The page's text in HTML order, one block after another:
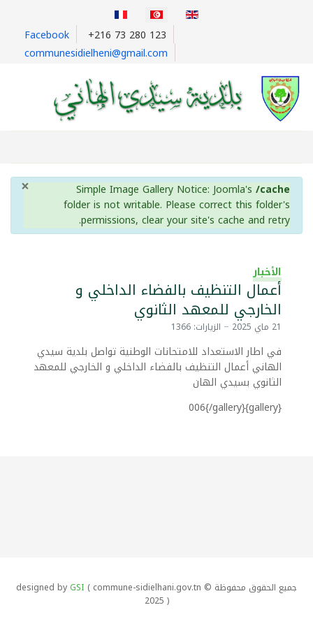
Facebook
+216 73 280 123
communesidielheni@gmail.com
× info
Simple Image Gallery Notice: Joomla's /cache
folder is not writable. Please correct this folder's
permissions, clear your site's cache and retry.
الأخبار
أعمال التنظيف بالفضاء الداخلي و
الخارجي للمعهد الثانوي
21 ماي 2025 الزيارات: 1366
في اطار الاستعداد للامتحانات الوطنية تواصل بلدية سيدي
الهاني أعمال التنظيف بالفضاء الداخلي و الخارجي للمعهد
الثانوي بسيدي الهان
{gallery}006{/gallery}
جميع الحقوق محفوظة designed by GSI ( commune-sidielhani.gov.tn ©
2025 )